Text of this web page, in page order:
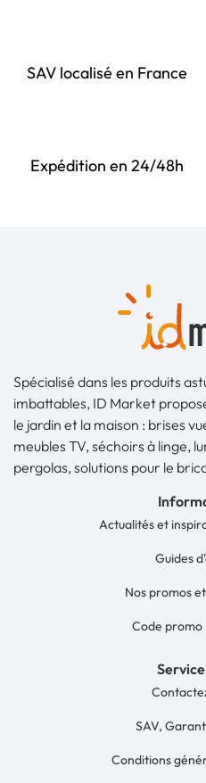
SAV localisé en France
Expédition en 24/48h
Spécialisé dans les produits
imbattables, ID Market
le jardin et la maison : brises
meubles TV, séchoirs à linge,
pergolas, solutions pour le
Actualités et
Guides
Nos promos
Code promo
SAV,
Conditions